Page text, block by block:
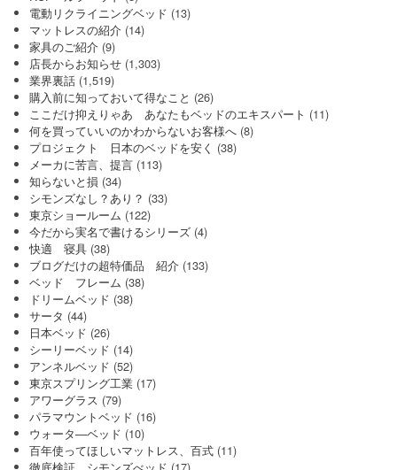
電動リクライニングベッド (13)
マットレスの紹介 (14)
家具のご紹介 (9)
店長からお知らせ (1,303)
業界裏話 (1,519)
購入前に知っておいて得なこと (26)
ここだけ抑えりゃあ あなたもベッドのエキスパート (11)
何を買っていいのかわからないお客様へ (8)
プロジェクト 日本のベッドを安く (38)
メーカに苦言、提言 (113)
知らないと損 (34)
シモンズなし？あり？ (33)
東京ショールーム (122)
今だから実名で書けるシリーズ (4)
快適 寝具 (38)
ブログだけの超特価品 紹介 (133)
ベッド フレーム (38)
ドリームベッド (38)
サータ (44)
日本ベッド (26)
シーリーベッド (14)
アンネルベッド (52)
東京スプリング工業 (17)
アワーグラス (79)
パラマウントベッド (16)
ウォータ―ベッド (10)
百年使ってほしいマットレス、百式 (11)